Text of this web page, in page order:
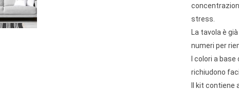
stress.
La tavola è
numeri per
I colori a
richiudono
Il kit